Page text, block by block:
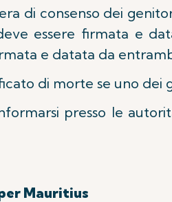
di consenso dei
essere firmata e
e datata da
di morte se uno dei
presso le
Mauritius